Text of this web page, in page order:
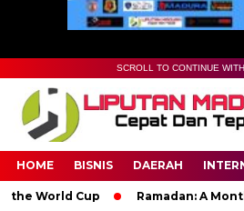
SCROLL TO CONTINUE
HOME BISNIS DAERAH
World Cup Ramadan: A Month